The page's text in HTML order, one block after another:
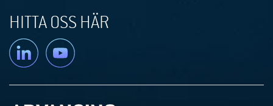
HITTA OSS HÄR
Linkedin YouTube